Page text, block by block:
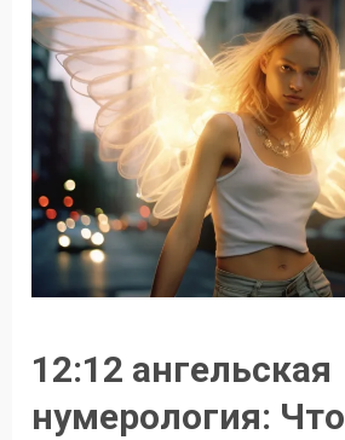
12:12 ангельская
нумерология: Что